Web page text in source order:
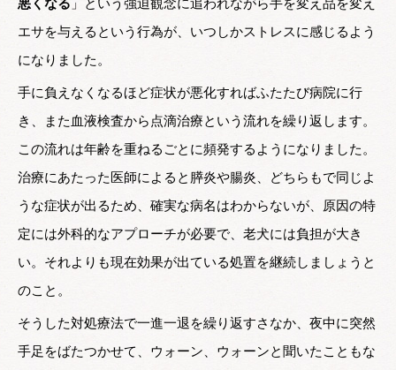
悪くなる 」という強迫観念に追われながら手を変え品を変え
エサを与えるという行為が、いつしかストレスに感じるよう
になりました。
手に負えなくなるほど症状が悪化すればふたたび病院に行
き、また血液検査から点滴治療という流れを繰り返します。
この流れは年齢を重ねるごとに頻発するようになりました。
治療にあたった医師によると膵炎や腸炎、どちらもで同じよ
うな症状が出るため、確実な病名はわからないが、原因の特
定には外科的なアプローチが必要で、老犬には負担が大き
い。それよりも現在効果が出ている処置を継続しましょうと
のこと。
そうした対処療法で一進一退を繰り返すさなか、夜中に突然
手足をばたつかせて、ウォーン、ウォーンと聞いたこともな